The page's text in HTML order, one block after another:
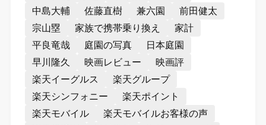
中島大輔
佐藤直樹 兼六園
前田健太
宗山塁
家族で携帯乗り換え
家計
平良竜哉
庭園の写真
日本庭園
早川隆久
映画レビュー
映画評
楽天イーグルス
楽天グループ
楽天シンフォニー
楽天ポイント
楽天モバイル
楽天モバイルお客様の声